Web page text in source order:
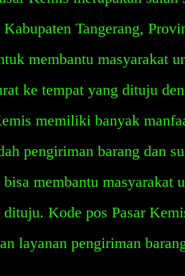
Tangerang,
membantu masyarakat
ke tempat yang dituju
memiliki banyak
pengiriman barang dan
membantu masyarakat
Kode pos Pasar
layanan pengiriman